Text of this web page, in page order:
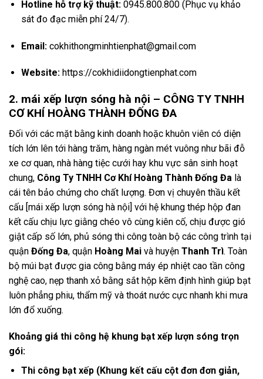
Hotline hỗ trợ kỹ thuật:0945.800.800 (Phục vụ khảo
sát đo đạc miễn phí 24/7).
Email:cokhithongminhtienphat@gmail.com
Website:https://cokhidiidongtienphat.com
2. mái xếp lượn sóng hà nội – CÔNG TY TNHH
CƠ KHÍ HOÀNG THÀNH ĐỐNG ĐA
Đối với các mặt bằng kinh doanh hoặc khuôn viên có diện
tích lớn lên tới hàng trăm, hàng ngàn mét vuông như bãi đỗ
xe cơ quan, nhà hàng tiệc cưới hay khu vực sân sinh hoạt
chung, Công Ty TNHH Cơ Khí Hoàng Thành Đống Đa là
cái tên bảo chứng cho chất lượng. Đơn vị chuyên thầu kết
cấu [mái xếp lượn sóng hà nội] với hệ khung thép hộp đan
kết cấu chịu lực giằng chéo vô cùng kiên cố, chịu được gió
giật cấp số lớn, phủ sóng thi công toàn bộ các công trình tại
quận Đống Đa, quận Hoàng Mai và huyện Thanh Trì. Toàn
bộ múi bạt được gia công bằng máy ép nhiệt cao tần công
nghệ cao, nẹp thanh xỏ bằng sắt hộp kẽm định hình giúp bạt
luôn phẳng phiu, thẩm mỹ và thoát nước cực nhanh khi mưa
lớn đổ xuống.
Khoảng giá thi công hệ khung bạt xếp lượn sóng trọn
gói:
Thi công bạt xếp (Khung kết cấu cột đơn đơn giản,